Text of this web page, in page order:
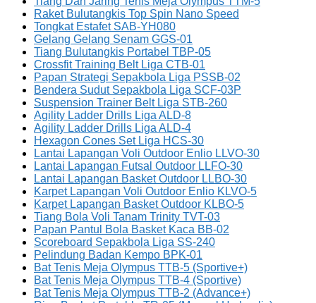
Raket Bulutangkis Top Spin Nano Speed
Tongkat Estafet SAB-YH080
Gelang Gelang Senam GGS-01
Tiang Bulutangkis Portabel TBP-05
Crossfit Training Belt Liga CTB-01
Papan Strategi Sepakbola Liga PSSB-02
Bendera Sudut Sepakbola Liga SCF-03P
Suspension Trainer Belt Liga STB-260
Agility Ladder Drills Liga ALD-8
Agility Ladder Drills Liga ALD-4
Hexagon Cones Set Liga HCS-30
Lantai Lapangan Voli Outdoor Enlio LLVO-30
Lantai Lapangan Futsal Outdoor LLFO-30
Lantai Lapangan Basket Outdoor LLBO-30
Karpet Lapangan Voli Outdoor Enlio KLVO-5
Karpet Lapangan Basket Outdoor KLBO-5
Tiang Bola Voli Tanam Trinity TVT-03
Papan Pantul Bola Basket Kaca BB-02
Scoreboard Sepakbola Liga SS-240
Pelindung Badan Kempo BPK-01
Bat Tenis Meja Olympus TTB-5 (Sportive+)
Bat Tenis Meja Olympus TTB-4 (Sportive)
Bat Tenis Meja Olympus TTB-2 (Advance+)